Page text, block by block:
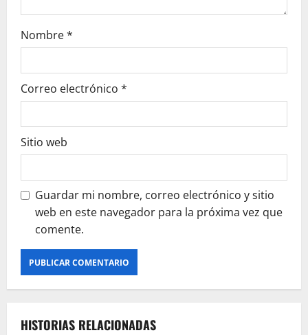
Nombre*
Correo electrónico *
Sitio web
Guardar mi nombre, correo electrónico y sitio
web en este navegador para la próxima vez que
comente.
HISTORIAS RELACIONADAS